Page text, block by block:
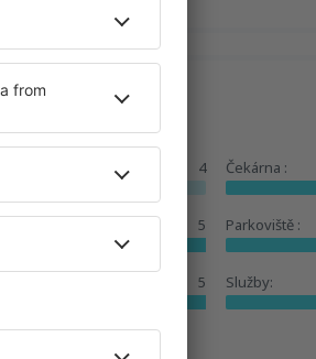
4 Čekárna :
5 Parkoviště :
5 Služby: